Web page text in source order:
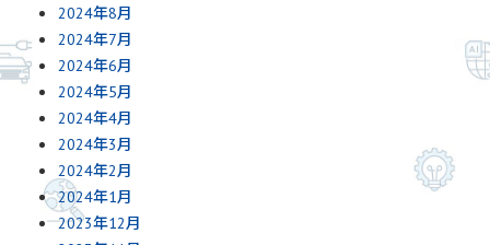
2024年8月
2024年7月
2024年6月
2024年5月
2024年4月
2024年3月
2024年2月
2024年1月
2023年12月